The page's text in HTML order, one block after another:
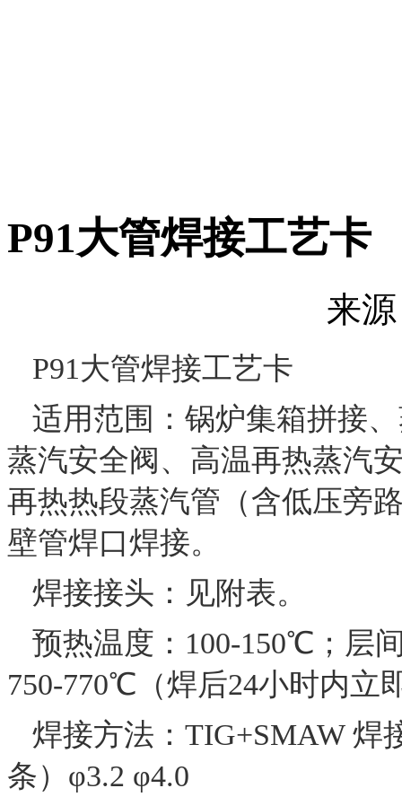
P91大管焊接工艺卡
来
P91大管焊接工艺卡
适用范围：锅炉集箱拼接
蒸汽安全阀、高温再热蒸汽
再热热段蒸汽管（含低压旁
壁管焊口焊接。
焊接接头：见附表。
预热温度：100-150℃；层
750-770℃（焊后24小时内立
焊接方法：TIG+SMAW 焊
条）φ3.2 φ4.0